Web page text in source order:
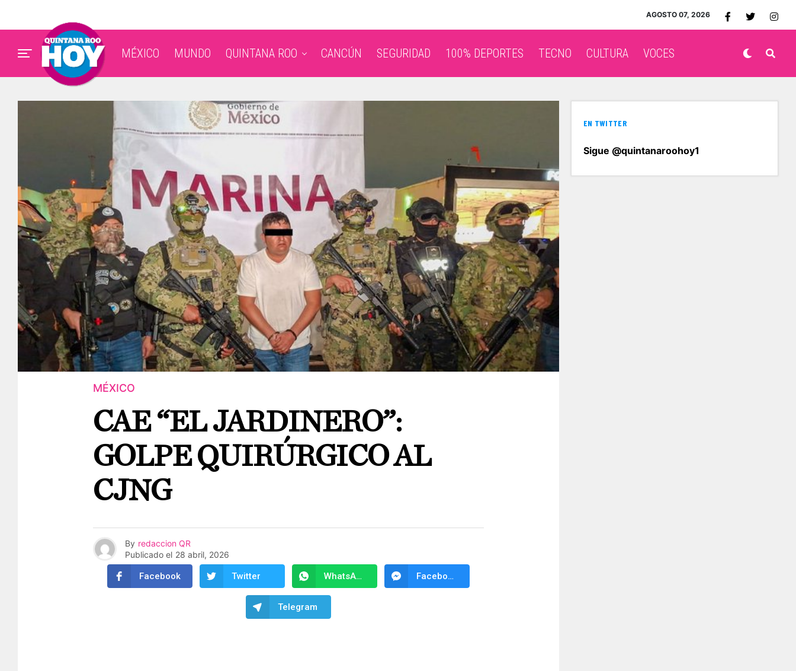
AGOSTO 07, 2026
MÉXICO MUNDO QUINTANA ROO CANCÚN SEGURIDAD 100% DEPORTES TECNO CULTURA VOCES
MÉXICO
CAE “EL JARDINERO”:
GOLPE QUIRÚRGICO AL
CJNG
By redaccion QR
Publicado el 28 abril, 2026
Facebook Twitter WhatsApp Facebook Messenger
Telegram
EN TWITTER
Sigue @quintanaroohoy1